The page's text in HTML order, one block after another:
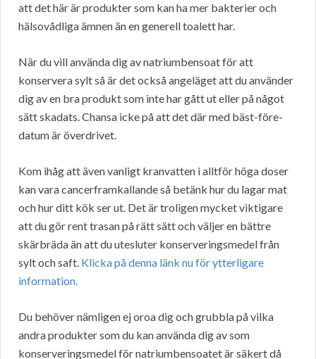
att det här är produkter som kan ha mer bakterier och
hälsovådliga ämnen än en generell toalett har.
När du vill använda dig av natriumbensoat för att
konservera sylt så är det också angeläget att du använder
dig av en bra produkt som inte har gått ut eller på något
sätt skadats. Chansa icke på att det där med bäst-före-
datum är överdrivet.
Kom ihåg att även vanligt kranvatten i alltför höga doser
kan vara cancerframkallande så betänk hur du lagar mat
och hur ditt kök ser ut. Det är troligen mycket viktigare
att du gör rent trasan på rätt sätt och väljer en bättre
skärbräda än att du utesluter konserveringsmedel från
sylt och saft. Klicka på denna länk nu för ytterligare
information.
Du behöver nämligen ej oroa dig och grubbla på vilka
andra produkter som du kan använda dig av som
konserveringsmedel för natriumbensoatet är säkert då